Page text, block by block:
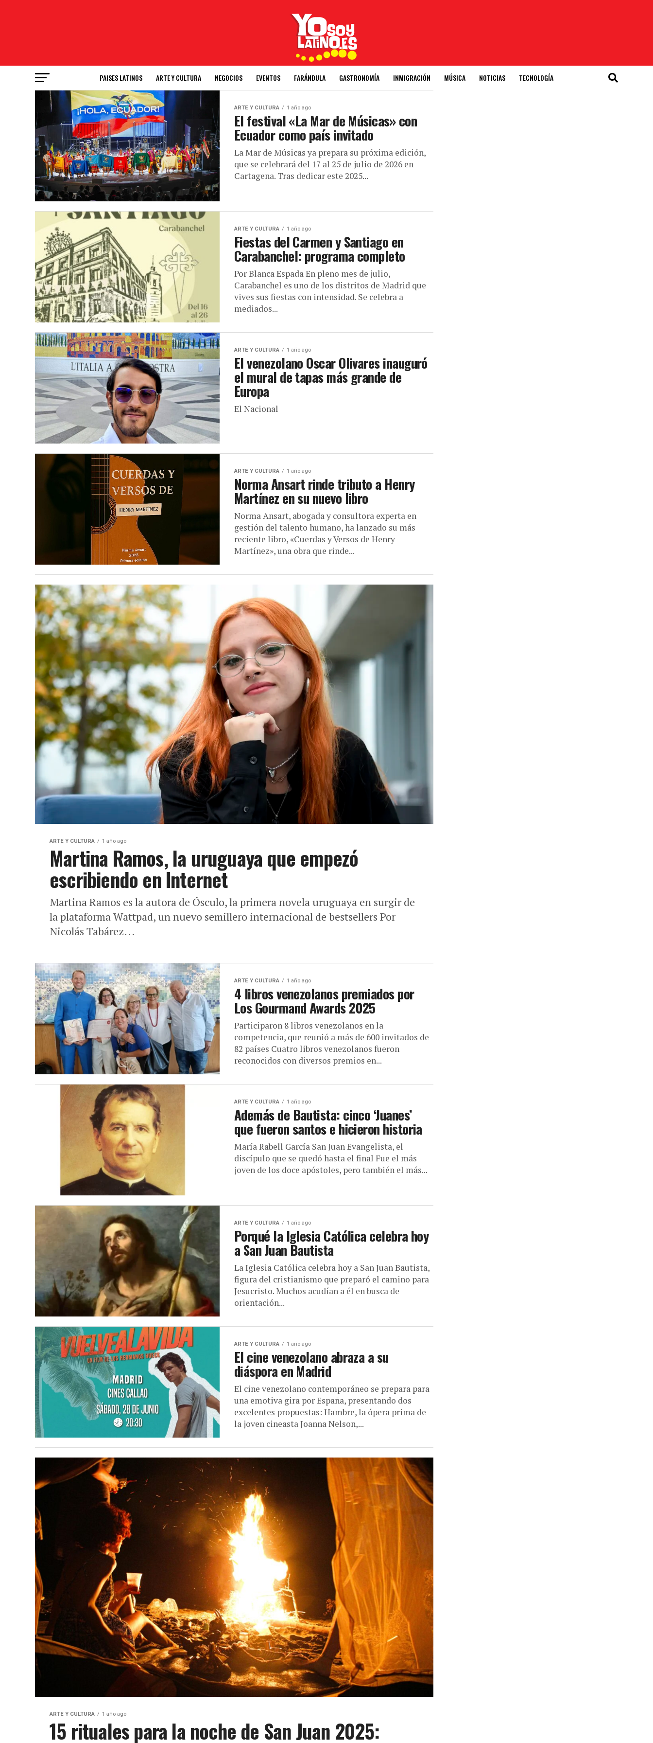
PAISES LATINOS ARTE Y CULTURA NEGOCIOS EVENTOS FARÁNDULA GASTRONOMÍA INMIGRACIÓN MÚSICA NOTICIAS TECNOLOGÍA
ARTE Y CULTURA 1 año ago
El festival «La Mar de Músicas» con
Ecuador como país invitado
La Mar de Músicas ya prepara su próxima edición,
que se celebrará del 17 al 25 de julio de 2026 en
Cartagena. Tras dedicar este 2025...
ARTE Y CULTURA 1 año ago
Fiestas del Carmen y Santiago en
Carabanchel: programa completo
Por Blanca Espada En pleno mes de julio,
Carabanchel es uno de los distritos de Madrid que
vives sus fiestas con intensidad. Se celebra a
mediados...
ARTE Y CULTURA 1 año ago
El venezolano Oscar Olivares inauguró
el mural de tapas más grande de
Europa
El Nacional
ARTE Y CULTURA 1 año ago
Norma Ansart rinde tributo a Henry
Martínez en su nuevo libro
Norma Ansart, abogada y consultora experta en
gestión del talento humano, ha lanzado su más
reciente libro, «Cuerdas y Versos de Henry
Martínez», una obra que rinde...
ARTE Y CULTURA 1 año ago
Martina Ramos, la uruguaya que empezó
escribiendo en Internet
Martina Ramos es la autora de Ósculo, la primera novela uruguaya en surgir de
la plataforma Wattpad, un nuevo semillero internacional de bestsellers Por
Nicolás Tabárez...
ARTE Y CULTURA 1 año ago
4 libros venezolanos premiados por
Los Gourmand Awards 2025
Participaron 8 libros venezolanos en la
competencia, que reunió a más de 600 invitados de
82 países Cuatro libros venezolanos fueron
reconocidos con diversos premios en...
ARTE Y CULTURA 1 año ago
Además de Bautista: cinco ‘Juanes’
que fueron santos e hicieron historia
María Rabell García San Juan Evangelista, el
discípulo que se quedó hasta el final Fue el más
joven de los doce apóstoles, pero también el más...
ARTE Y CULTURA 1 año ago
Porqué la Iglesia Católica celebra hoy
a San Juan Bautista
La Iglesia Católica celebra hoy a San Juan Bautista,
figura del cristianismo que preparó el camino para
Jesucristo. Muchos acudían a él en busca de
orientación...
ARTE Y CULTURA 1 año ago
El cine venezolano abraza a su
diáspora en Madrid
El cine venezolano contemporáneo se prepara para
una emotiva gira por España, presentando dos
excelentes propuestas: Hambre, la ópera prima de
la joven cineasta Joanna Nelson,...
ARTE Y CULTURA 1 año ago
15 rituales para la noche de San Juan 2025: